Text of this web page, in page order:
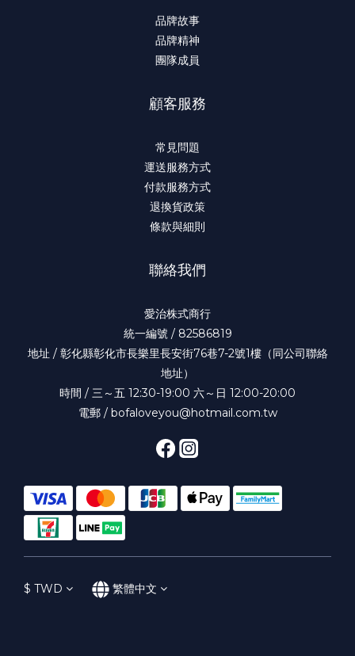
品牌故事
品牌精神
團隊成員
顧客服務
常見問題
運送服務方式
付款服務方式
退換貨政策
條款與細則
聯絡我們
愛治株式商行
統一編號 / 82586819
地址 / 彰化縣彰化市長樂里長安街76巷7-2號1樓（同公司聯絡
地址）
時間 / 三～五 12:30-19:00 六～日 12:00-20:00
電郵 / bofaloveyou@hotmail.com.tw
$ TWD 繁體中文